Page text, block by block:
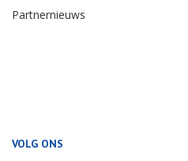
Partnernieuws
VOLG ONS